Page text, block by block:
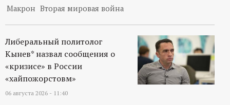
Макрон Вторая мировая война
Либеральный политолог
Кынев* назвал сообщения о
«кризисе» в России
«хайпожорстовм»
06 августа 2026 - 11:40